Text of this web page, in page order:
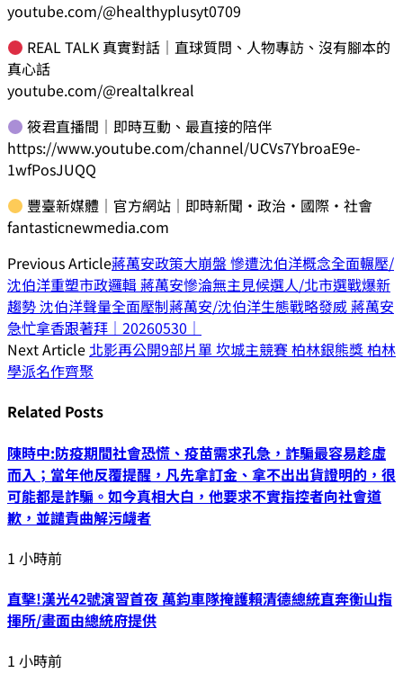
youtube.com/@healthyplusyt0709
REAL TALK 真實對話｜直球質問、人物專訪、沒有腳本的
真心話
youtube.com/@realtalkreal
筱君直播間｜即時互動、最直接的陪伴
https://www.youtube.com/channel/UCVs7YbroaE9e-
1wfPosJUQQ
豐臺新媒體｜官方網站｜即時新聞・政治・國際・社會
fantasticnewmedia.com
Previous Article蔣萬安政策大崩盤 慘遭沈伯洋概念全面輾壓/
沈伯洋重塑市政邏輯 蔣萬安慘淪無主見候選人/北市選戰爆新
趨勢 沈伯洋聲量全面壓制蔣萬安/沈伯洋生態戰略發威 蔣萬安
急忙拿香跟著拜｜20260530｜
Next Article 北影再公開9部片單 坎城主競賽 柏林銀熊獎 柏林
學派名作齊聚
Related Posts
陳時中:防疫期間社會恐慌、疫苗需求孔急，詐騙最容易趁虛
而入；當年他反覆提醒，凡先拿訂金、拿不出出貨證明的，很
可能都是詐騙。如今真相大白，他要求不實指控者向社會道
歉，並譴責曲解污衊者
1 小時前
直擊!漢光42號演習首夜 萬鈞車隊掩護賴清德總統直奔衡山指
揮所/畫面由總統府提供
1 小時前